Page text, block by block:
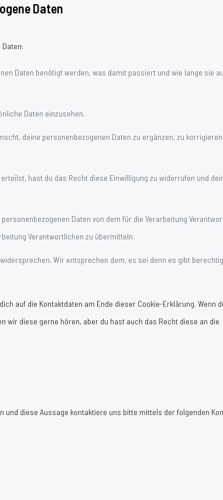
Daten
Daten benötigt werden, was damit passiert und wie lange sie
Daten einzusehen.
deine personenbezogenen Daten zu ergänzen, zu
hast du das Recht diese Einwilligung zu widerrufen und
Daten von dem für die Verarbeitung
Verantwortlichen zu übermitteln.
Wir entsprechen dem, es sei denn es gibt
auf die Kontaktdaten am Ende dieser Cookie-Erklärung. Wenn
wir diese gerne hören, aber du hast auch das Recht diese an die
diese Aussage kontaktiere uns bitte mittels der folgenden